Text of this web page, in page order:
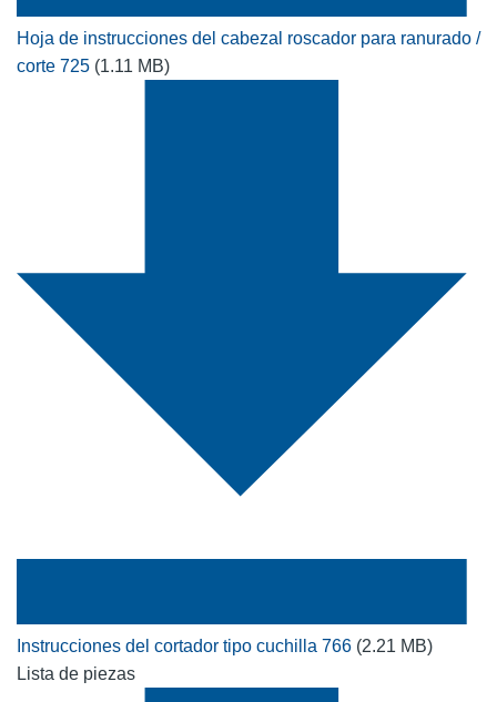
Hoja de instrucciones del cabezal roscador para ranurado /
corte 725 (1.11 MB)
Instrucciones del cortador tipo cuchilla 766 (2.21 MB)
Lista de piezas